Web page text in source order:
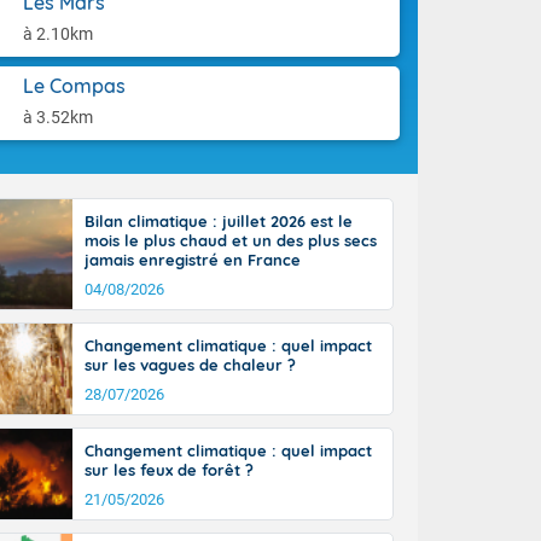
à 2.10km
Le Compas
à 3.52km
l'après-
14
il fait
30 à 35
Bilan climatique : juillet 2026 est le
mois le plus chaud et un des plus secs
jamais enregistré en France
04/08/2026
Changement climatique : quel impact
sur les vagues de chaleur ?
28/07/2026
Changement climatique : quel impact
sur les feux de forêt ?
21/05/2026